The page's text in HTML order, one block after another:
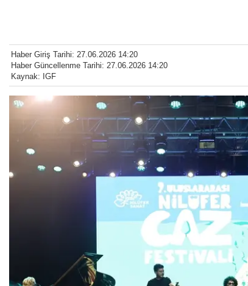
Haber Giriş Tarihi: 27.06.2026 14:20
Haber Güncellenme Tarihi: 27.06.2026 14:20
Kaynak: IGF